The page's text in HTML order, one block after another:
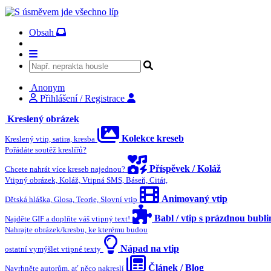
Obsah
Anonym
Přihlášení / Registrace
Kreslený obrázek
Kreslený vtip, satira, kresba Kolekce kreseb
Pořádáte soutěž kreslířů?
Chcete nahrát více kreseb najednou? Příspěvek / Koláž
Vtipný obrázek, Koláž, Vtipná SMS, Báseň, Citát,
Dětská hláška, Glosa, Teorie, Slovní vtip Animovaný vtip
Najděte GIF a doplňte váš vtipný text! Babl / vtip s prázdnou
Nahrajte obrázek/kresbu, ke kterému budou
ostatní vymýšlet vtipné texty Nápad na vtip
Navrhněte autorům, ať něco nakreslí Článek / Blog